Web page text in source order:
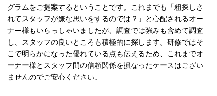
グラムをご提案するということです。これまでも「粗探しさ
れてスタッフが嫌な思いをするのでは？」と心配されるオー
ナー様もいらっしゃいましたが、調査では強みも含めて調査
し、スタッフの良いところも積極的に探します。研修ではそ
こで明らかになった優れている点も伝えるため、これまでオ
ーナー様とスタッフ間の信頼関係を損なったケースはござい
ませんのでご安心ください。